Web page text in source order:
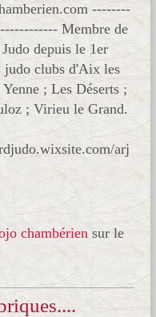
--------
Membre de
depuis le 1er
judo clubs d'Aix les
; Les Déserts ;
; Virieu le Grand.
arj
chambérien sur le